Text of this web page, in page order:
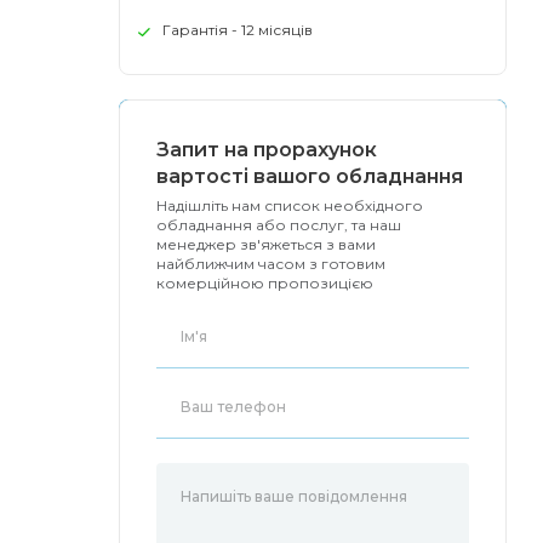
Гарантія - 12 місяців
Запит на прорахунок
вартості вашого обладнання
Надішліть нам список необхідного
обладнання або послуг, та наш
менеджер зв'яжеться з вами
найближчим часом з готовим
комерційною пропозицією